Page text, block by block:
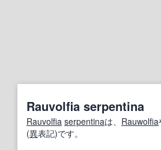
Rauvolfia serpentina
Rauvolfia serpentinaは、 Rauwolfia
(異表記)です。